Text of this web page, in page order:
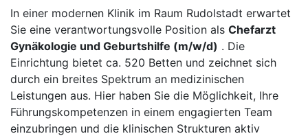
In einer modernen Klinik im Raum Rudolstadt erwartet
Sie eine verantwortungsvolle Position als Chefarzt
Gynäkologie und Geburtshilfe (m/w/d) . Die
Einrichtung bietet ca. 520 Betten und zeichnet sich
durch ein breites Spektrum an medizinischen
Leistungen aus. Hier haben Sie die Möglichkeit, Ihre
Führungskompetenzen in einem engagierten Team
einzubringen und die klinischen Strukturen aktiv